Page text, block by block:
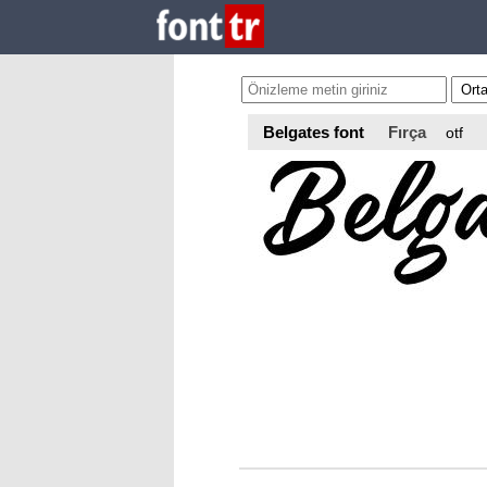
Belgates font Fırça otf